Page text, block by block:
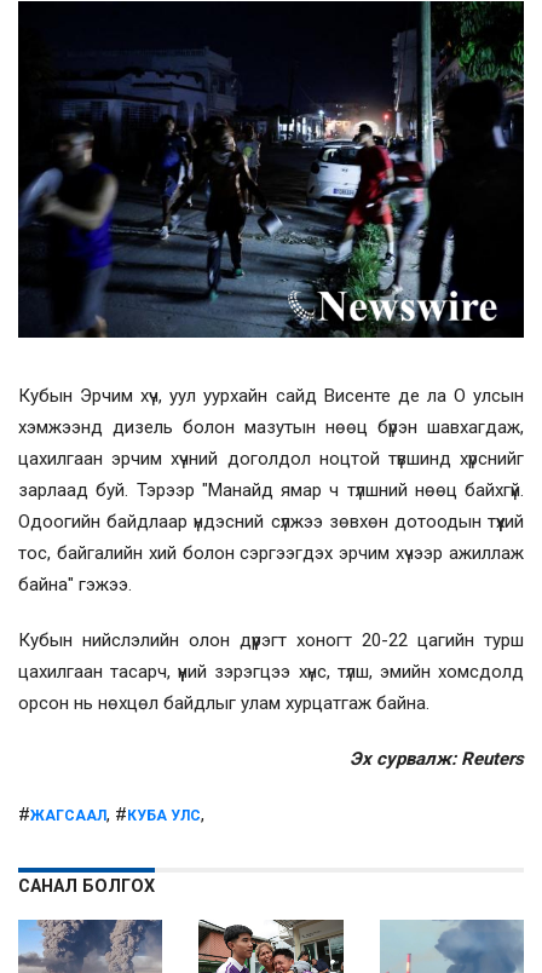
Кубын Эрчим хүч, уул уурхайн сайд Висенте де ла О улсын
хэмжээнд дизель болон мазутын нөөц бүрэн шавхагдаж,
цахилгаан эрчим хүчний доголдол ноцтой түвшинд хүрснийг
зарлаад буй. Тэрээр "Манайд ямар ч түлшний нөөц байхгүй.
Одоогийн байдлаар үндэсний сүлжээ зөвхөн дотоодын түүхий
тос, байгалийн хий болон сэргээгдэх эрчим хүчээр ажиллаж
байна" гэжээ.
Кубын нийслэлийн олон дүүрэгт хоногт 20-22 цагийн турш
цахилгаан тасарч, үүний зэрэгцээ хүнс, түлш, эмийн хомсдолд
орсон нь нөхцөл байдлыг улам хурцатгаж байна.
Эх сурвалж: Reuters
#ЖАГСААЛ, # КУБА УЛС,
САНАЛ БОЛГОХ